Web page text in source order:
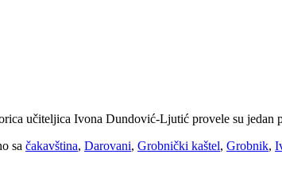
učiteljica Ivona Dundović-Ljutić provele su jedan
sa čakavština, Darovani, Grobnički kaštel, Grobnik,